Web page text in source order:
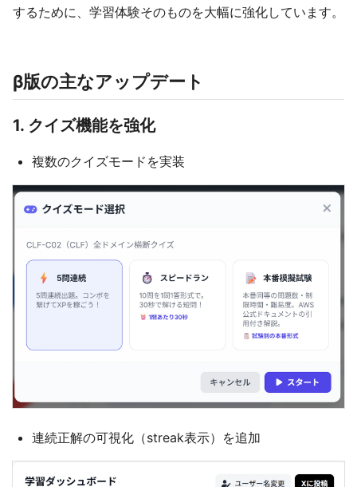
するために、学習体験そのものを大幅に強化しています。
β版の主なアップデート
1. クイズ機能を強化
複数のクイズモードを実装
連続正解の可視化（streak表示）を追加